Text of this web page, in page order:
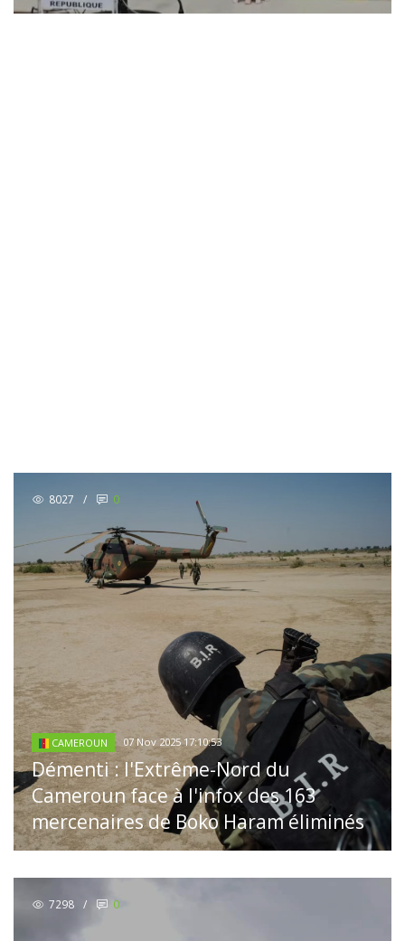
8027 / 0
CAMEROUN 07 Nov 2025 17:10:53
Démenti : l'Extrême-Nord du
Cameroun face à l'infox des 163
mercenaires de Boko Haram éliminés
7298 / 0